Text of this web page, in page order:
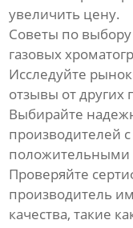
увеличить цену.
Советы по выбору
газовых
Исследуйте
отзывы от других
Выбирайте
производителей
положительными
Проверяйте
производитель
качества, такие